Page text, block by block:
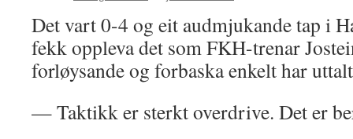
Det vart 0-4 og eit audmjukande tap i
fekk oppleva det som FKH-trenar
forløysande og forbaska enkelt har
— Taktikk er sterkt overdrive. Det er